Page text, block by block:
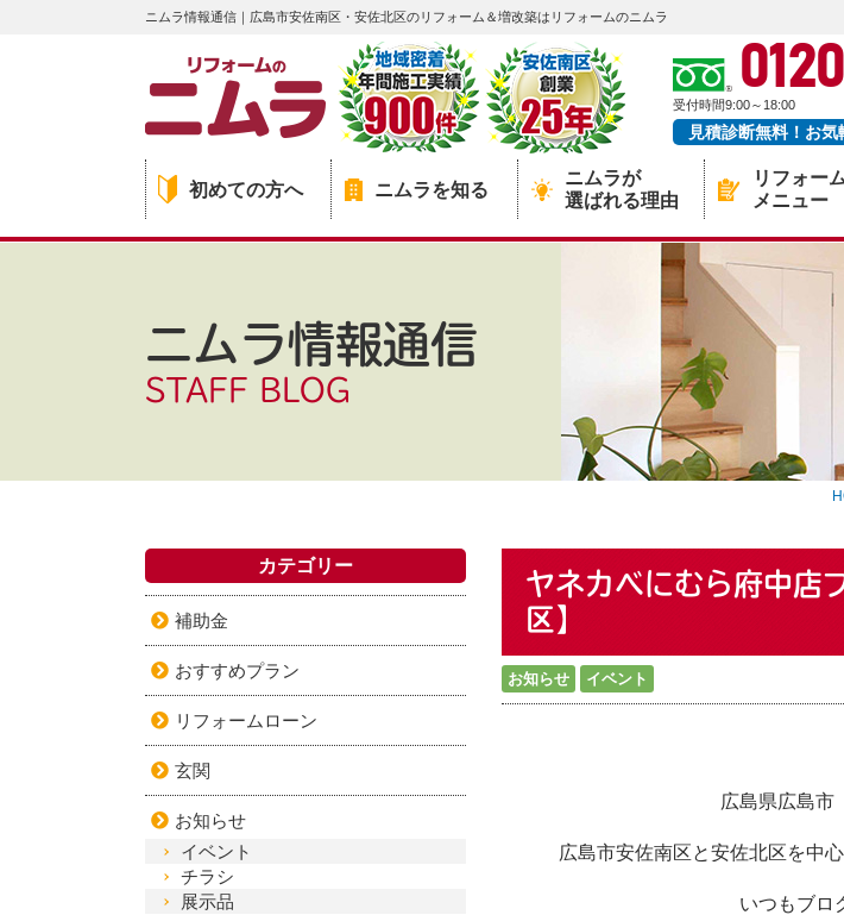
ニムラ情報通信｜広島市安佐南区・安佐北区のリフォーム＆増改築はリフォームのニムラ
受付時間9:00～18:00
見積診断無料！お
初めての方へ ニムラを知る
ニムラが
選ばれる理由
リフォー
メニュー
ニムラ情報通信
STAFF BLOG
ヤネカベにむら府中
区】
お知らせ イベント
広島県広島市
広島市安佐南区と安佐北区を中
いつもブロ
カテゴリー
補助金
おすすめプラン
リフォームローン
玄関
お知らせ
イベント
チラシ
展示品